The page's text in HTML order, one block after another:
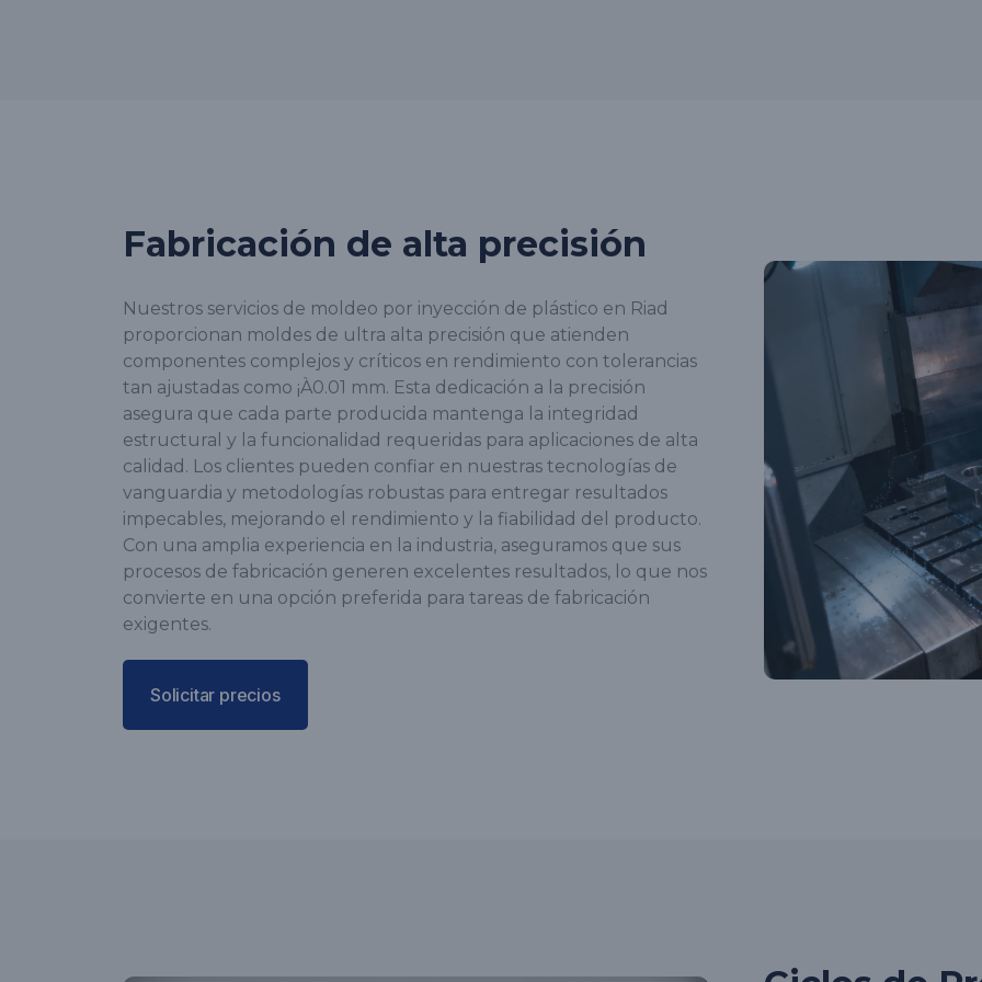
Fabricación de alta precisión
Nuestros servicios de moldeo por inyección de plástico en Riad
proporcionan moldes de ultra alta precisión que atienden
componentes complejos y críticos en rendimiento con tolerancias
tan ajustadas como ¡À0.01 mm. Esta dedicación a la precisión
asegura que cada parte producida mantenga la integridad
estructural y la funcionalidad requeridas para aplicaciones de alta
calidad. Los clientes pueden confiar en nuestras tecnologías de
vanguardia y metodologías robustas para entregar resultados
impecables, mejorando el rendimiento y la fiabilidad del producto.
Con una amplia experiencia en la industria, aseguramos que sus
procesos de fabricación generen excelentes resultados, lo que nos
convierte en una opción preferida para tareas de fabricación
exigentes.
Solicitar precios